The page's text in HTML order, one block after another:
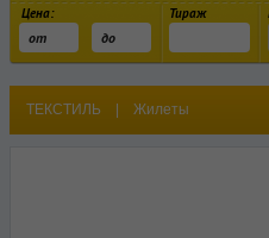
Цена: Тираж
ТЕКСТИЛЬ Жилеты